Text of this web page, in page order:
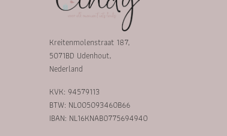
Kreitenmolenstraat 187,
5071BD Udenhout,
Nederland
KVK: 94579113
BTW: NL005093460B66
IBAN: NL16KNAB0775694940